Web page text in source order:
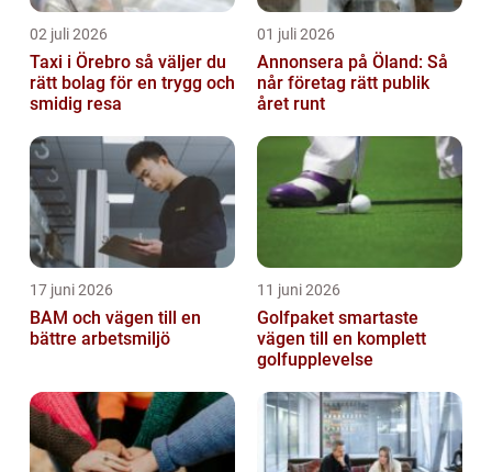
02 juli 2026
Taxi i Örebro så väljer du
rätt bolag för en trygg och
smidig resa
01 juli 2026
Annonsera på Öland: Så
når företag rätt publik
året runt
17 juni 2026
BAM och vägen till en
bättre arbetsmiljö
11 juni 2026
Golfpaket smartaste
vägen till en komplett
golfupplevelse